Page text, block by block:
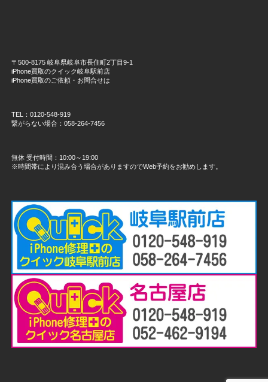
〒500-8175 岐阜県岐阜市長住町2丁目9-1
iPhone買取のクイック岐阜駅前店
iPhone買取のご依頼・お問合せは
TEL：0120-548-919
繋がらない場合：058-264-7456
無休 受付時間：10:00～19:00
※時間帯により混み合う場合がありますのでWeb予約をお勧めします。